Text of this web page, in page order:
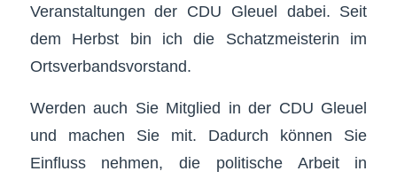
Veranstaltungen der CDU Gleuel dabei. Seit
dem Herbst bin ich die Schatzmeisterin im
Ortsverbandsvorstand.
Werden auch Sie Mitglied in der CDU Gleuel
und machen Sie mit. Dadurch können Sie
Einfluss nehmen, die politische Arbeit in